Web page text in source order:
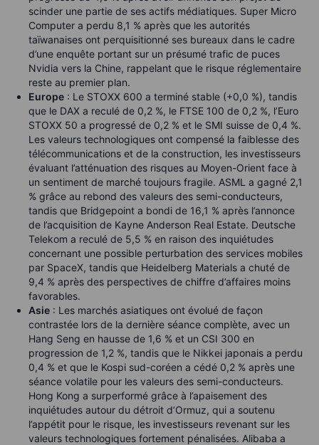
scinder une partie de ses actifs médiatiques. Super Micro
Computer a perdu 8,1 % après que les autorités
taïwanaises ont perquisitionné ses bureaux dans le cadre
d’une enquête portant sur un présumé trafic de puces
Nvidia vers la Chine, rappelant que le risque réglementaire
reste au premier plan.
Europe : Le STOXX 600 a terminé stable (+0,0 %), tandis
que le DAX a reculé de 0,2 %, le FTSE 100 de 0,2 %, l’Euro
STOXX 50 a progressé de 0,2 % et le SMI suisse de 0,4 %.
Les valeurs technologiques ont compensé la faiblesse des
télécommunications et de la construction, les investisseurs
évaluant l’atténuation des risques au Moyen-Orient face à
un sentiment de marché toujours fragile. ASML a gagné 2,1
% grâce au rebond des valeurs des semi-conducteurs,
tandis que Bridgepoint a bondi de 16,1 % après l’annonce
de l’acquisition de Kayne Anderson Real Estate. Deutsche
Telekom a reculé de 5,5 % en raison des inquiétudes
concernant une possible perturbation des services mobiles
par SpaceX, tandis que Heidelberg Materials a chuté de
9,4 % après des perspectives de chiffre d’affaires moins
favorables.
Asie : Les marchés asiatiques ont évolué de façon
contrastée lors de la dernière séance complète, avec un
Hang Seng en hausse de 1,6 % et un CSI 300 en
progression de 1,2 %, tandis que le Nikkei japonais a perdu
0,4 % et que le Kospi sud-coréen a cédé 0,2 % après une
séance volatile pour les valeurs des semi-conducteurs.
Hong Kong a surperformé grâce à l’apaisement des
inquiétudes autour du détroit d’Ormuz, qui a soutenu
l’appétit pour le risque, les investisseurs revenant sur les
valeurs technologiques fortement pénalisées. Alibaba a